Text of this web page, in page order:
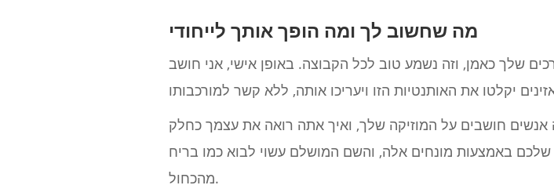
מה שחשוב לך ומה הופך אותך לייחודי
שלך כאמן, וזה נשמע טוב לכל הקבוצה. באופן אישי, אני חושב
חושבים על המוזיקה שלך, ואיך אתה רואה את עצמך כחלק
באמצעות מונחים אלה, והשם המושלם עשוי לבוא כמו בריח
מהכחול.